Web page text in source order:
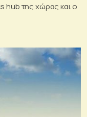
hub της χώρας και ο